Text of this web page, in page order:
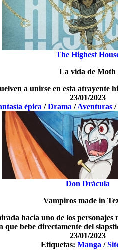
The Highest
La vida de Moth
a unirse en esta atrayente
23/01/2023
épica /Drama /Aventuras
Don Drácula
Vampiros made in
hacia uno de los
que bebe directamente del
23/01/2023
Etiquetas:Manga /